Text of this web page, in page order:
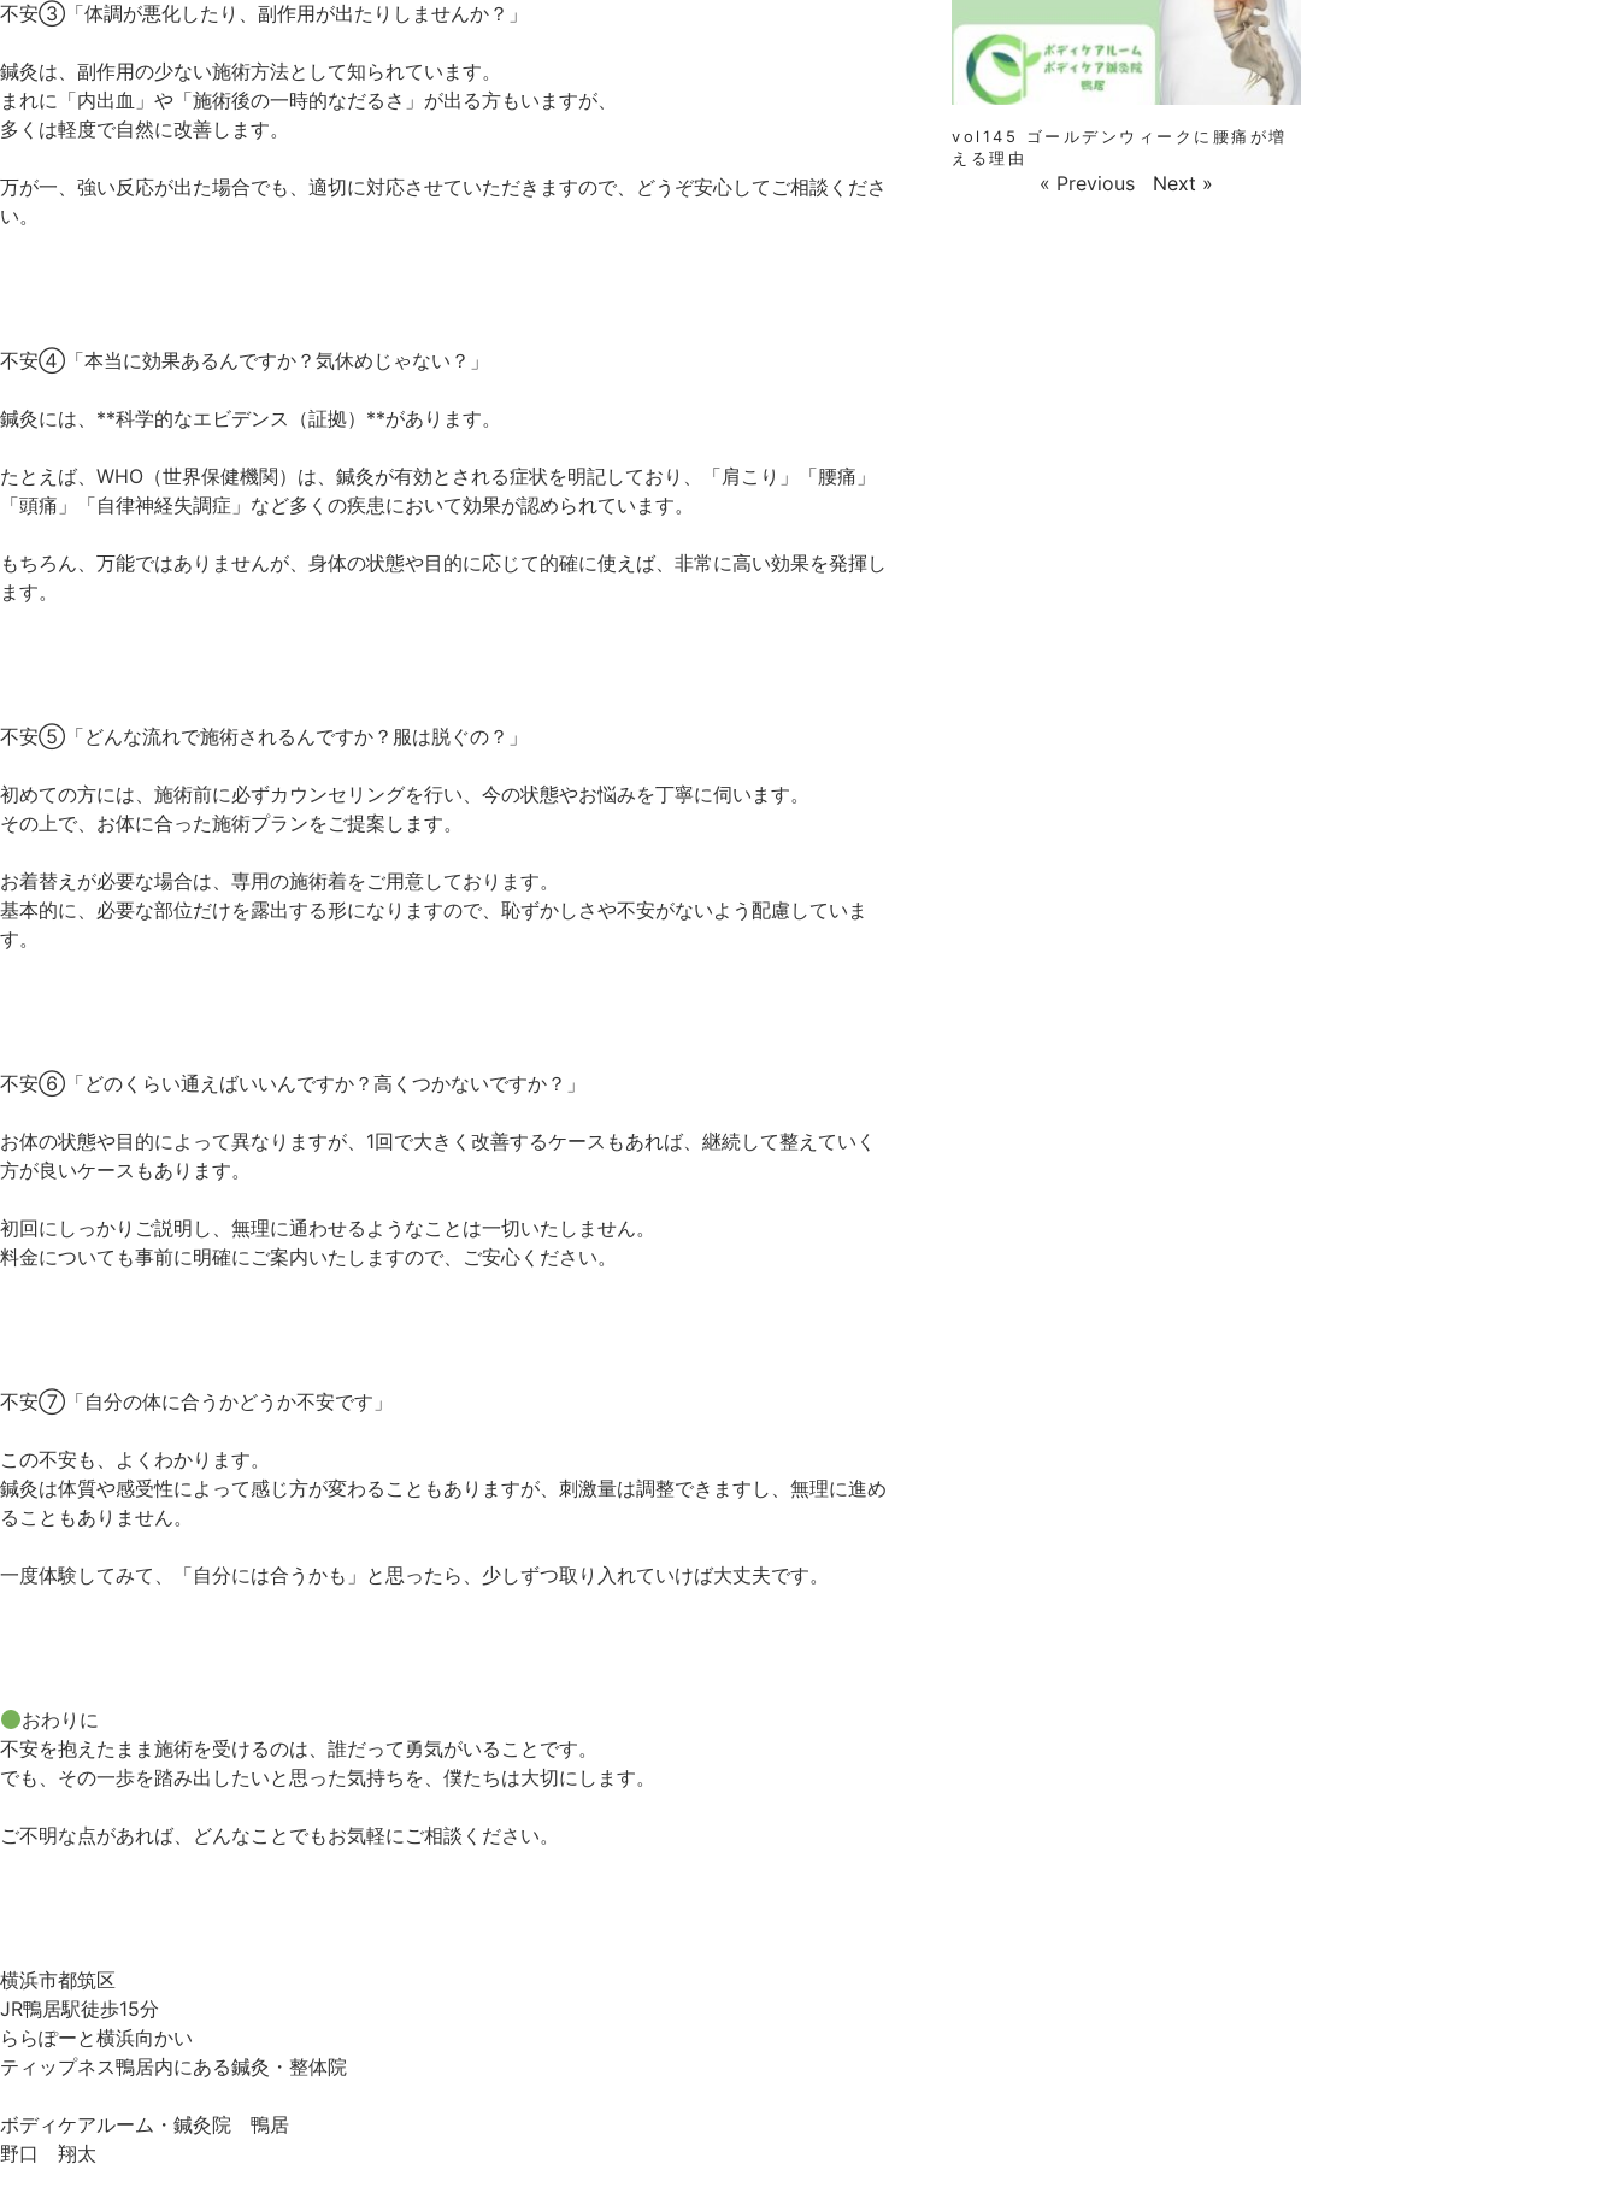
不安③「体調が悪化したり、副作用が出たりしませんか？」
鍼灸は、副作用の少ない施術方法として知られています。
まれに「内出血」や「施術後の一時的なだるさ」が出る方もいますが、
多くは軽度で自然に改善します。
万が一、強い反応が出た場合でも、適切に対応させていただきますので、どうぞ安心してご相談くださ
い。
不安④「本当に効果あるんですか？気休めじゃない？」
鍼灸には、**科学的なエビデンス（証拠）**があります。
たとえば、WHO（世界保健機関）は、鍼灸が有効とされる症状を明記しており、「肩こり」「腰痛」
「頭痛」「自律神経失調症」など多くの疾患において効果が認められています。
もちろん、万能ではありませんが、身体の状態や目的に応じて的確に使えば、非常に高い効果を発揮し
ます。
不安⑤「どんな流れで施術されるんですか？服は脱ぐの？」
初めての方には、施術前に必ずカウンセリングを行い、今の状態やお悩みを丁寧に伺います。
その上で、お体に合った施術プランをご提案します。
お着替えが必要な場合は、専用の施術着をご用意しております。
基本的に、必要な部位だけを露出する形になりますので、恥ずかしさや不安がないよう配慮していま
す。
不安⑥「どのくらい通えばいいんですか？高くつかないですか？」
お体の状態や目的によって異なりますが、1回で大きく改善するケースもあれば、継続して整えていく
方が良いケースもあります。
初回にしっかりご説明し、無理に通わせるようなことは一切いたしません。
料金についても事前に明確にご案内いたしますので、ご安心ください。
不安⑦「自分の体に合うかどうか不安です」
この不安も、よくわかります。
鍼灸は体質や感受性によって感じ方が変わることもありますが、刺激量は調整できますし、無理に進め
ることもありません。
一度体験してみて、「自分には合うかも」と思ったら、少しずつ取り入れていけば大丈夫です。
おわりに
不安を抱えたまま施術を受けるのは、誰だって勇気がいることです。
でも、その一歩を踏み出したいと思った気持ちを、僕たちは大切にします。
ご不明な点があれば、どんなことでもお気軽にご相談ください。
横浜市都筑区
JR鴨居駅徒歩15分
ららぽーと横浜向かい
ティップネス鴨居内にある鍼灸・整体院
ボディケアルーム・鍼灸院 鴨居
野口 翔太
vol145 ゴールデンウィークに腰痛が増
える理由
« Previous Next »